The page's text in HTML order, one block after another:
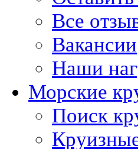
Все
Вакансии
Наши
Морские
Поиск